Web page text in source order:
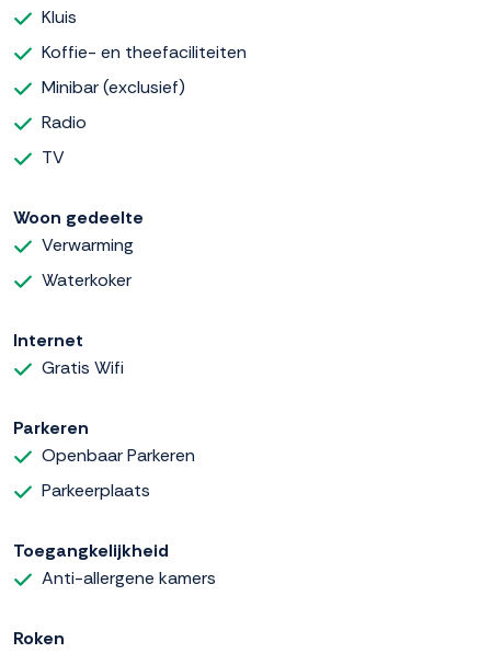
Kluis
Koffie- en theefaciliteiten
Minibar (exclusief)
Radio
TV
Woon gedeelte
Verwarming
Waterkoker
Internet
Gratis Wifi
Parkeren
Openbaar Parkeren
Parkeerplaats
Toegangkelijkheid
Anti-allergene kamers
Roken